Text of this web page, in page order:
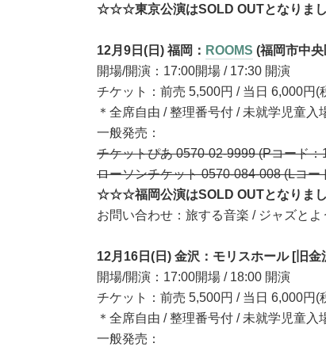
☆☆☆東京公演はSOLD OUTとなりま
12月9日(日) 福岡： ROOMS (福岡市中
開場/開演：17:00開場 / 17:30 開演
チケット：前売 5,500円 / 当日 6,000円(
＊全席自由 / 整理番号付 / 未就学児童
一般発売：
チケットぴあ 0570-02-9999 (Pコード：
ローソンチケット 0570-084-008 (Lコー
☆☆☆福岡公演はSOLD OUTとなりま
お問い合わせ：旅する音楽 / ジャズと
12月16日(日) 金沢：モリスホール [旧
開場/開演：17:00開場 / 18:00 開演
チケット：前売 5,500円 / 当日 6,000円(
＊全席自由 / 整理番号付 / 未就学児童
一般発売：